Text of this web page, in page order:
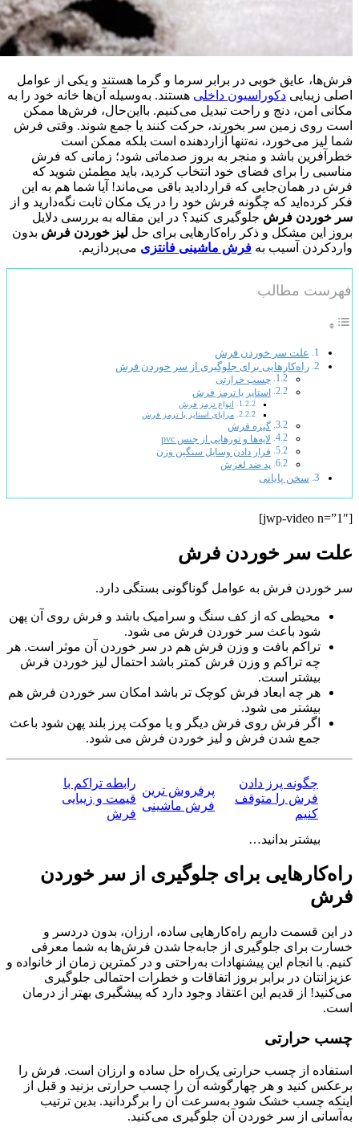
فرش‌ها، عایق خوبی در برابر سرما و گرما هستند و یکی از عوامل
اصلی زیبایی دکوراسیون داخلی هستند. به‌وسیله آن‌ها خانه خود را به
مکانی امن، دنج و راحت تبدیل می‌کنیم. بااین‌حال، فرش‌ها ممکن
است روی زمین سر بخورند، حرکت کنند یا جمع شوند. وقتی فرش
شما لیز می‌خورد، نه‌تنها آزاردهنده است بلکه ممکن است
خطرآفرین باشد و منجر به بروز صدماتی شود؛ زمانی که فرش
مناسبی را برای فضای خود انتخاب کردید، باید مطمئن شوید که
فرش در همان‌جایی که قراردادید باقی می‌ماند! آیا شما هم به این
فکر کرده‌اید که چگونه فرش خود را در یک مکان ثابت نگه‌دارید و از
سر خوردن فرش جلوگیری کنید؟ در این مقاله به بررسی دلایل
بروز این مشکل و ذکر راه‌کارهایی برای حل لیز خوردن فرش بدون
واردکردن آسیب به فرش ماشینی فانتزی می‌پردازیم.
فهرست مطالب
علت سر خوردن فرش
راه‌کارهایی برای جلوگیری از سر خوردن فرش
چسب حرارتی
استاپر یا ترمز فرش
انواع ترمز فرش
مزایای استاپر یا ترمز فرش
گیره فرش
لایه‌ها و تورهایی از جنس pvc
قرار دادن وسایل سنگین‌ وزن
پد ضد لغزش
سخن پایانی
[jwp-video n=”1″]
علت سر خوردن فرش
سر خوردن فرش به عوامل گوناگونی بستگی دارد.
محیطی که از کف سنگ و سرامیک باشد و فرش روی آن پهن
شود باعث سر خوردن فرش می شود.
تراکم بافت و وزن فرش هم در سر خوردن آن موثر است. هر
چه تراکم و وزن فرش کمتر باشد احتمال لیز خوردن فرش
بیشتر است.
هر چه ابعاد فرش کوچک تر باشد امکان سر خوردن فرش هم
بیشتر می شود.
اگر فرش روی فرش دیگر و یا موکت پرز بلند پهن شود باعث
جمع شدن فرش و لیز خوردن فرش می شود.
چگونه پرز دادن
فرش را متوقف
کنیم
پرفروش ترین
فرش ماشینی
رابطه تراکم با
قیمت و زیبایی
فرش
بیشتر بدانید…
راه‌کارهایی برای جلوگیری از سر خوردن
فرش
در این قسمت داریم راه‌کارهایی ساده، ارزان، بدون دردسر و
خسارت برای جلوگیری از جابه‌جا شدن فرش‌ها به شما معرفی
کنیم. با انجام این پیشنهادات به‌راحتی و در کمترین زمان از خانواده و
عزیزانتان در برابر بروز اتفاقات و خطرات احتمالی جلوگیری
می‌کنید! از قدیم این اعتقاد وجود دارد که پیشگیری بهتر از درمان
است.
چسب حرارتی
استفاده از چسب حرارتی یک‌راه حل ساده و ارزان است. فرش را
برعکس کنید و هر چهارگوشه آن را چسب حرارتی بزنید و قبل از
اینکه چسب خشک شود به‌سرعت آن را برگردانید. بدین ترتیب
به‌آسانی از سر خوردن آن جلوگیری می‌کنید.